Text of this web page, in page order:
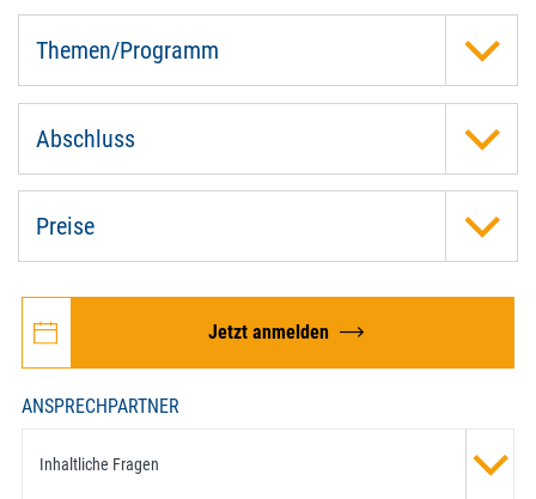
Themen/Programm
Abschluss
Preise
Jetzt anmelden
ANSPRECHPARTNER
Inhaltliche Fragen